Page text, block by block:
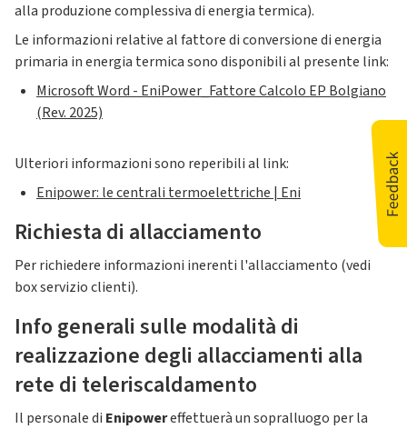
alla produzione complessiva di energia termica).
Le informazioni relative al fattore di conversione di energia
primaria in energia termica sono disponibili al presente link:
Microsoft Word - EniPower_Fattore Calcolo EP Bolgiano
(Rev. 2025)
Ulteriori informazioni sono reperibili al link:
Enipower: le centrali termoelettriche | Eni
Richiesta di allacciamento
Per richiedere informazioni inerenti l'allacciamento (vedi
box servizio clienti).
Info generali sulle modalità di
realizzazione degli allacciamenti alla
rete di teleriscaldamento
Il personale di Enipowereffettuerà un sopralluogo per la